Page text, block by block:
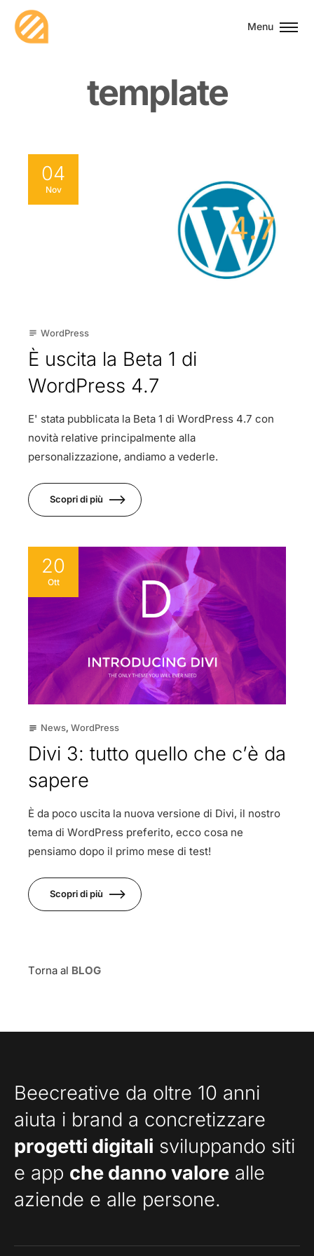
Menu
template
04
Nov
subject WordPress
È uscita la Beta 1 di
WordPress 4.7
E' stata pubblicata la Beta 1 di WordPress 4.7 con
novità relative principalmente alla
personalizzazione, andiamo a vederle.
Scopri di più
20
Ott
subject News, WordPress
Divi 3: tutto quello che c’è da
sapere
È da poco uscita la nuova versione di Divi, il nostro
tema di WordPress preferito, ecco cosa ne
pensiamo dopo il primo mese di test!
Scopri di più
Torna al BLOG
Beecreative da oltre 10 anni
aiuta i brand a concretizzare
progetti digitali sviluppando siti
e app che danno valore alle
aziende e alle persone.